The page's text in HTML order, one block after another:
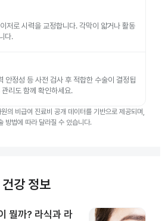
저로 시력을 교정합니다. 각막이 얇거나 활동
다.
안정성 등 사전 검사 후 적합한 수술이 결정됩
리도 함께 확인하세요.
의 비급여 진료비 공개 데이터를 기반으로 제공되며,
방법에 따라 달라질 수 있습니다.
강 정보
뭘까? 라식과 라